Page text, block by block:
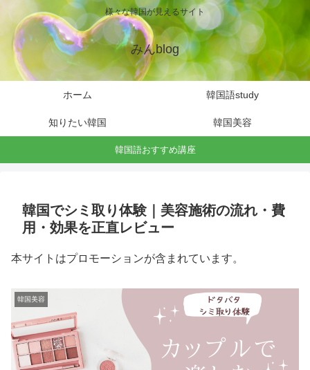
様々な韓国が見えるサイト
みんblog
ホーム 韓国語study
知りたい韓国 韓国美容
韓国語おすすめ講座
韓国でシミ取り体験｜美容施術の流れ・費
用・効果を正直レビュー
本サイトはプロモーションが含まれています。
韓国美容